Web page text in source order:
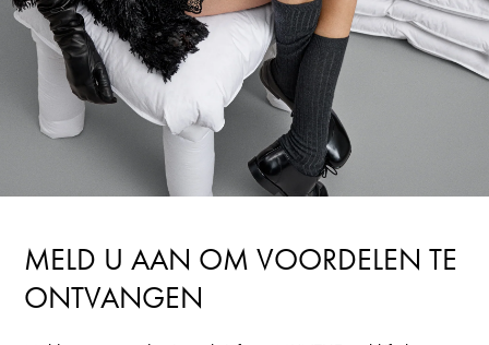
MELD U AAN OM VOORDELEN TE
ONTVANGEN
Meld u aan bij uw account om producten aan uw
verlanglijst toe te voegen en uw eerder opgeslagen
artikelen te bekijken.
LOGIN